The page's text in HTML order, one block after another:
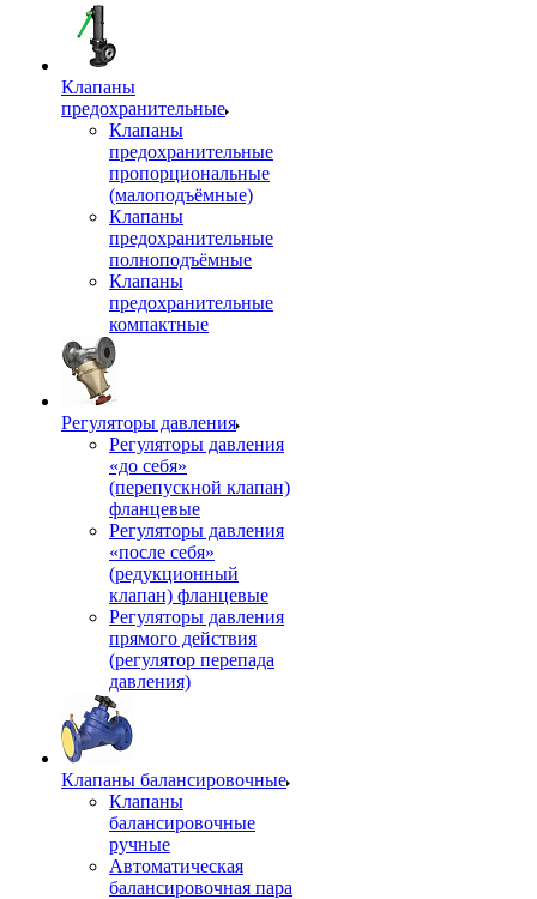
Клапаны
предохранительные
Клапаны
предохранительные
пропорциональные
(малоподъёмные)
Клапаны
предохранительные
полноподъёмные
Клапаны
предохранительные
компактные
Регуляторы давления
Регуляторы давления
«до себя»
(перепускной клапан)
фланцевые
Регуляторы давления
«после себя»
(редукционный
клапан) фланцевые
Регуляторы давления
прямого действия
(регулятор перепада
давления)
Клапаны балансировочные
Клапаны
балансировочные
ручные
Автоматическая
балансировочная пара